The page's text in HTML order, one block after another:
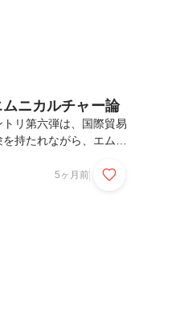
ニカルチャー論
リ第六弾は、国際貿易
持たれながら、エムニ
いただいたので、どう
業務システム、大手企
5ヶ月前